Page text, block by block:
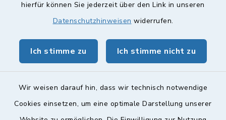
hierfür können Sie jederzeit über den Link in unseren
Datenschutzhinweisen widerrufen.
Ich stimme zu Ich stimme nicht zu
Wir weisen darauf hin, dass wir technisch notwendige
Cookies einsetzen, um eine optimale Darstellung unserer
Landkreis Lichtenfels
geoPortal Lichtenfels